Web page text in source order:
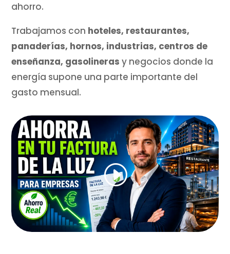
ahorro.
Trabajamos con hoteles, restaurantes,
panaderías, hornos, industrias, centros de
enseñanza, gasolineras y negocios donde la
energía supone una parte importante del
gasto mensual.